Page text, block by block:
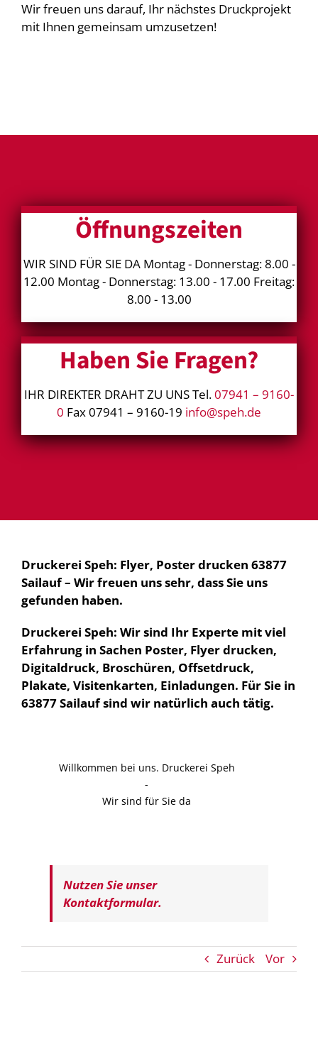
Wir freuen uns darauf, Ihr nächstes Druckprojekt
mit Ihnen gemeinsam umzusetzen!
Öffnungszeiten
WIR SIND FÜR SIE DA Montag - Donnerstag: 8.00 -
12.00 Montag - Donnerstag: 13.00 - 17.00 Freitag:
8.00 - 13.00
Haben Sie Fragen?
IHR DIREKTER DRAHT ZU UNS Tel.07941 – 9160-
0 Fax 07941 – 9160-19 info@speh.de
Druckerei Speh: Flyer, Poster drucken 63877
Sailauf – Wir freuen uns sehr, dass Sie uns
gefunden haben.
Druckerei Speh: Wir sind Ihr Experte mit viel
Erfahrung in Sachen Poster, Flyer drucken,
Digitaldruck, Broschüren, Offsetdruck,
Plakate, Visitenkarten, Einladungen. Für Sie in
63877 Sailauf sind wir natürlich auch tätig.
Willkommen bei uns. Druckerei Speh
-
Wir sind für Sie da
Nutzen Sie unser
Kontaktformular.
Zurück Vor